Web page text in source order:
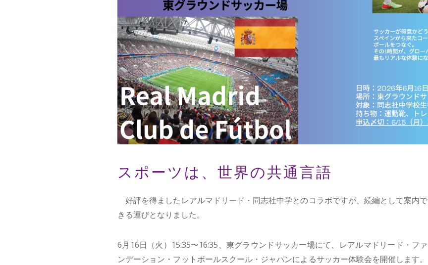
スポーツは、世界の共通言語
好評を得ましたレアルマドリード・同志社中学とのコラボですが、続編として案内で
きる運びとなりました。
6月16日（火）15:35〜16:35、東グラウンドサッカー場にて、レアルマドリード・ファ
ンデーション・フットボールスクール・ジャパンによるサッカー体験会を開催します。